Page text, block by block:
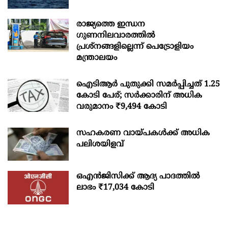
രാജ്യത്തെ ഇന്ധന
ഗുണനിലവാരത്തില്‍
പ്രശ്‌നങ്ങളില്ലെന്ന് പെട്രോളിയം
മന്ത്രാലയം
ഐടിആര്‍ പുതുക്കി സമർപ്പിച്ചത് 1.25
കോടി പേര്; സർക്കാരിന് അധിക
വരുമാനം ₹9,494 കോടി
സഹകരണ വായ്പകള്‍ക്ക് അധിക
പലിശയിളവ്
ഒഎന്‍ജിസിക്ക് ആദ്യ പാദത്തില്‍
ലാഭം ₹17,034 കോടി